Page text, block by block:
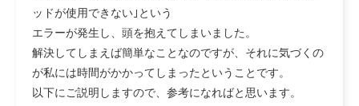
ッドが使用できない｣という
エラーが発生し、頭を抱えてしまいました。
解決してしまえば簡単なことなのですが、それに気づくの
が私には時間がかかってしまったということです。
以下にご説明しますので、参考になればと思います。